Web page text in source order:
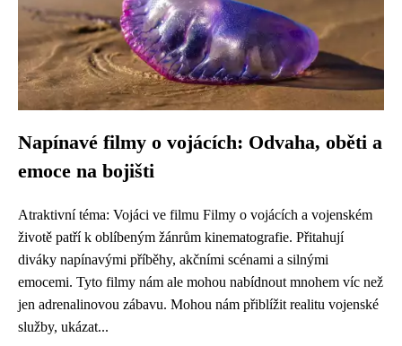
Napínavé filmy o vojácích: Odvaha, oběti a
emoce na bojišti
Atraktivní téma: Vojáci ve filmu Filmy o vojácích a vojenském
životě patří k oblíbeným žánrům kinematografie. Přitahují
diváky napínavými příběhy, akčními scénami a silnými
emocemi. Tyto filmy nám ale mohou nabídnout mnohem víc než
jen adrenalinovou zábavu. Mohou nám přiblížit realitu vojenské
služby, ukázat...